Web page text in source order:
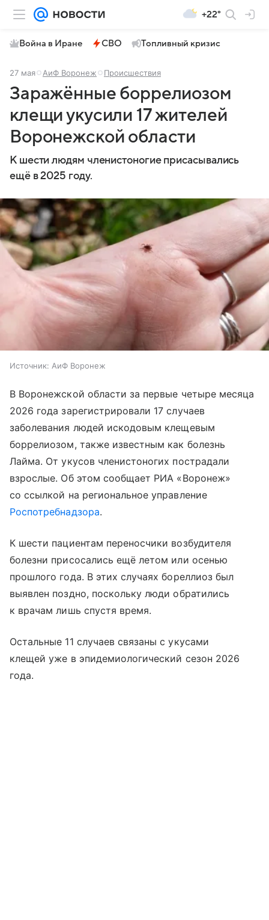
+22°
Война в Иране СВО Топливный кризис
27 мая АиФ Воронеж Происшествия
Заражённые боррелиозом
клещи укусили 17 жителей
Воронежской области
К шести людям членистоногие присасывались
ещё в 2025 году.
Источник: АиФ Воронеж
В Воронежской области за первые четыре месяца
2026 года зарегистрировали 17 случаев
заболевания людей искодовым клещевым
боррелиозом, также известным как болезнь
Лайма. От укусов членистоногих пострадали
взрослые. Об этом сообщает РИА «Воронеж»
со ссылкой на региональное управление
Роспотребнадзора.
К шести пациентам переносчики возбудителя
болезни присосались ещё летом или осенью
прошлого года. В этих случаях бореллиоз был
выявлен поздно, поскольку люди обратились
к врачам лишь спустя время.
Остальные 11 случаев связаны с укусами
клещей уже в эпидемиологический сезон 2026
года.